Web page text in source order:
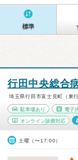
標準
行田中央総合
埼玉県行田市富士見町（東行
駐車場あり 電子
オンライン診療対応
土曜（〜17:00）